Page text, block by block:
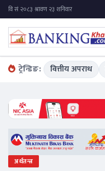
ट्रेन्डिङ: वित्तीय अपराध
अर्थतन्त्र